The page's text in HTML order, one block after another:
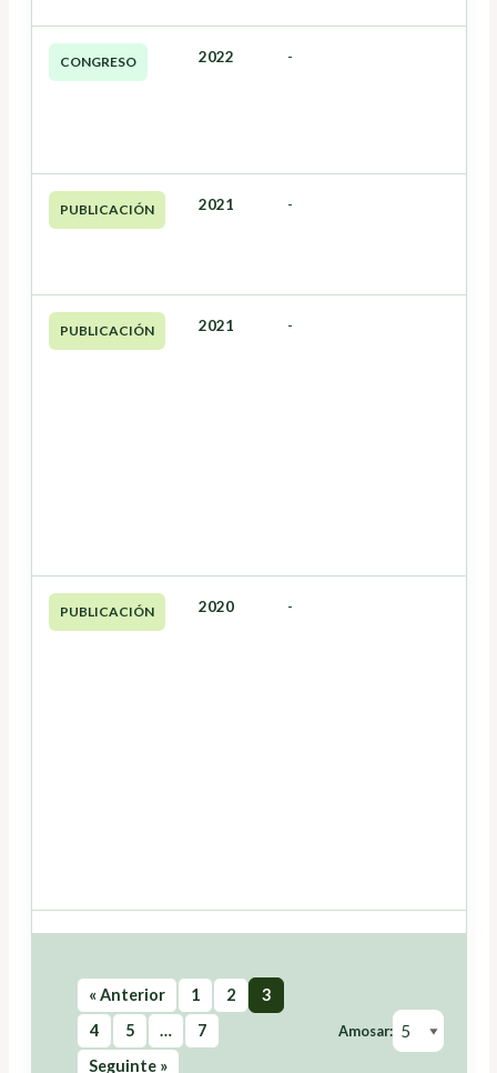
CONGRESO 2022 -
PUBLICACIÓN 2021 -
PUBLICACIÓN 2021 -
PUBLICACIÓN 2020 -
« Anterior 1 2
3
4
5 …
7
Seguinte »
Amosar: